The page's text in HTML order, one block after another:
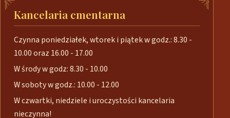
Kancelaria cmentarna
Czynna poniedziałek, wtorek i piątek w godz.: 8.30 -
10.00 oraz 16.00 - 17.00
W środy w godz: 8.30 - 10.00
W soboty w godz.: 10.00 - 12.00
W czwartki, niedziele i uroczystości kancelaria
nieczynna!